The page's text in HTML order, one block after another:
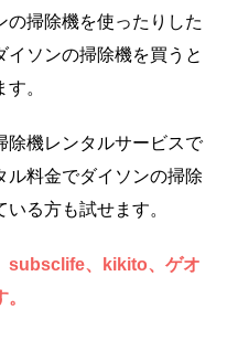
の掃除機を使ったりした
ソンの掃除機を買うと
。
除機レンタルサービスで
ル料金でダイソンの掃除
る方も試せます。
subsclife、kikito、ゲオ